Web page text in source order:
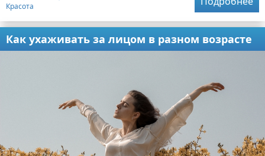
Красота
Как ухаживать за лицом в разном возрасте